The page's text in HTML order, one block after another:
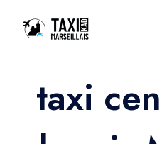
Accueil
Nos services
Nos services
taxi